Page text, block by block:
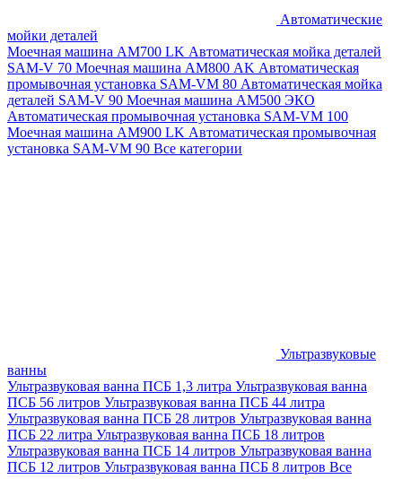
Автоматические
мойки деталей
Моечная машина AM700 LK Автоматическая мойка деталей
SAM-V 70 Моечная машина АМ800 AK Автоматическая
промывочная установка SAM-VM 80 Автоматическая мойка
деталей SAM-V 90 Моечная машина АМ500 ЭКО
Автоматическая промывочная установка SAM-VM 100
Моечная машина AM900 LK Автоматическая промывочная
установка SAM-VM 90 Все категории
Ультразвуковые
ванны
Ультразвуковая ванна ПСБ 1,3 литра Ультразвуковая ванна
ПСБ 56 литров Ультразвуковая ванна ПСБ 44 литра
Ультразвуковая ванна ПСБ 28 литров Ультразвуковая ванна
ПСБ 22 литра Ультразвуковая ванна ПСБ 18 литров
Ультразвуковая ванна ПСБ 14 литров Ультразвуковая ванна
ПСБ 12 литров Ультразвуковая ванна ПСБ 8 литров Все